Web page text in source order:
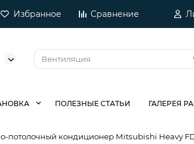
Избранное Сравнение
ПОЛЕЗНЫЕ СТАТЬИ ГАЛЕРЕЯ
потолочный кондиционер Mitsubishi Heavy